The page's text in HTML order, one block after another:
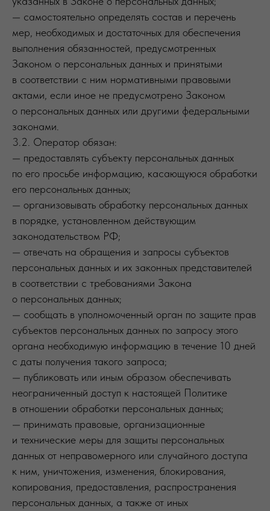
— самостоятельно определять состав и перечень
мер, необходимых и достаточных для обеспечения
выполнения обязанностей, предусмотренных
Законом о персональных данных и принятыми
в соответствии с ним нормативными правовыми
актами, если иное не предусмотрено Законом
о персональных данных или другими федеральными
законами.
3.2. Оператор обязан:
— предоставлять субъекту персональных данных
по его просьбе информацию, касающуюся обработки
его персональных данных;
— организовывать обработку персональных данных
в порядке, установленном действующим
законодательством РФ;
— отвечать на обращения и запросы субъектов
персональных данных и их законных представителей
в соответствии с требованиями Закона
о персональных данных;
— сообщать в уполномоченный орган по защите прав
субъектов персональных данных по запросу этого
органа необходимую информацию в течение 10 дней
с даты получения такого запроса;
— публиковать или иным образом обеспечивать
неограниченный доступ к настоящей Политике
в отношении обработки персональных данных;
— принимать правовые, организационные
и технические меры для защиты персональных
данных от неправомерного или случайного доступа
к ним, уничтожения, изменения, блокирования,
копирования, предоставления, распространения
персональных данных, а также от иных